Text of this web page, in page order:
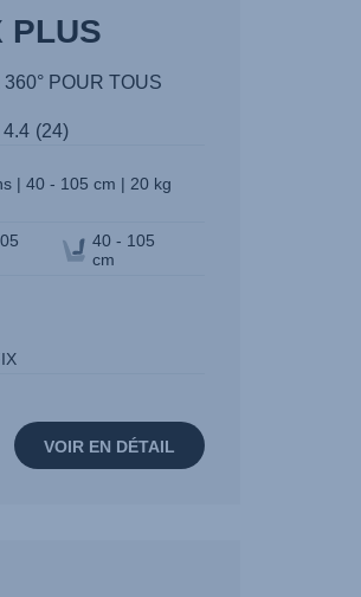
PLUS
POUR TOUS
4.4 (24)
| 40 - 105 cm | 20 kg
40 - 105
cm
VOIR EN DÉTAIL